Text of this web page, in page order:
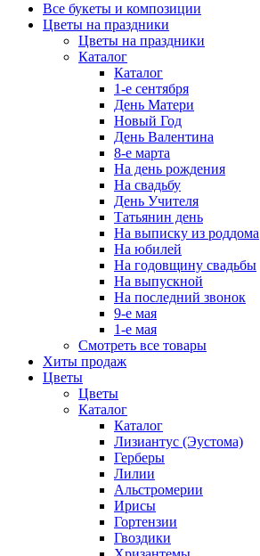
Все букеты и композиции
Цветы на праздники
Цветы на праздники
Каталог
Каталог
1-е сентября
День Матери
Новый Год
День Валентина
8-е марта
На день рождения
На свадьбу
День Учителя
Татьянин день
На выписку из роддома
На юбилей
На годовщину свадьбы
На выпускной
На последний звонок
9-е мая
1-е мая
Смотреть все товары
Хиты продаж
Цветы
Цветы
Каталог
Каталог
Лизиантус (Эустома)
Герберы
Лилии
Альстромерии
Ирисы
Гортензии
Гвоздики